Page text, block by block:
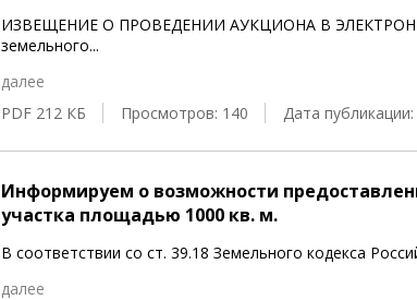
ИЗВЕЩЕНИЕ О ПРОВЕДЕНИИ АУКЦИОНА В
земельного...
далее
PDF 212 КБ
Просмотров: 140 Дата
Информируем о возможности
участка площадью 1000 кв. м.
В соответствии со ст. 39.18 Земельного кодекса
далее